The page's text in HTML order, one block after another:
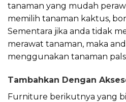
tanaman yang mudah
memilih tanaman kaktus,
Sementara jika anda tidak
merawat tanaman, maka
menggunakan tanaman
Tambahkan Dengan
Furniture berikutnya yang